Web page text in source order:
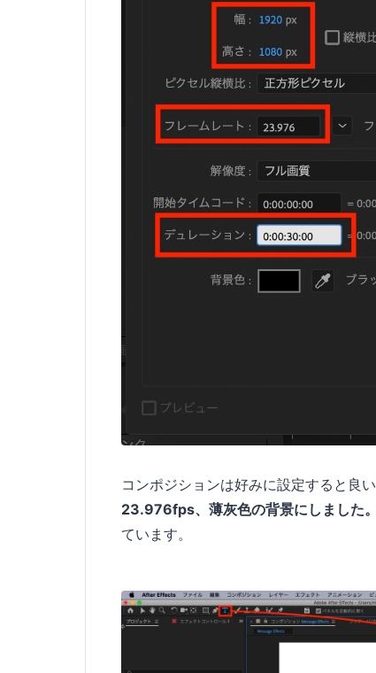
コンポジションは好みに設定すると良
23.976fps、薄灰色の背景にしました。
ています。